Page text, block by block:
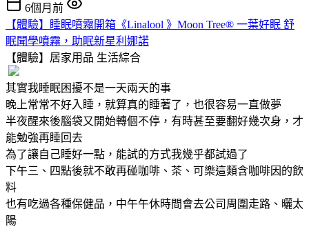
6個月前
【體驗】睡眠噴霧開箱《Linalool 》Moon Tree® 一葉好眠 舒
眠聞學噴霧，助眠新星利娜諾
【體驗】居家用品 生活綜合
其實我睡眠困擾不是一天兩天的事
晚上常常不好入睡，就算真的睡著了，也很容易一直做夢
半夜醒來後腦袋又開始轉個不停，有時甚至要翻好幾次身，才
能勉強再睡回去
為了讓自己睡好一點，能試的方式我幾乎都試過了
下午三、四點後就不敢再碰咖啡、茶、可樂這類含咖啡因的飲
料
也有吃過各種保健品，中午午休時間會去公司周圍走路、曬太
陽